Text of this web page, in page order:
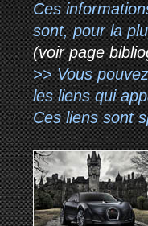
Ces
sont, pour la
(voir page
>> Vous
les liens qui
Ces liens sont